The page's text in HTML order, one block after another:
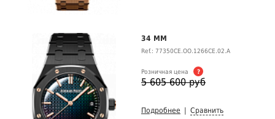
34 MM
Ref.: 77350CE.OO.1266CE.02.A
Розничная цена ?
5 605 600 руб
Подробнее Сравнить